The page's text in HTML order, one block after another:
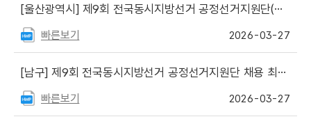
[울산광역시] 제9회 전국동시지방선거 공정선거지원단(선거) 추가 모집 안내
빠른보기 2026-03-27
[남구] 제9회 전국동시지방선거 공정선거지원단 채용 최종합격자(면접전형) 명단 공고
빠른보기 2026-03-27